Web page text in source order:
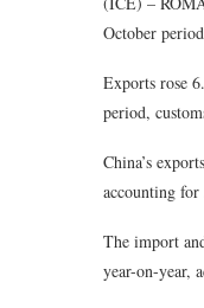
October
Exports rose
period,
China’s
accounting
The import
year-on-year,